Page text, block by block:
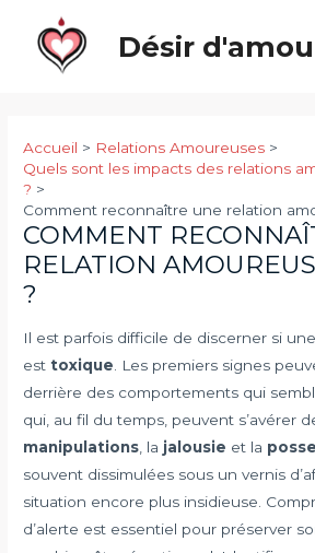
contenu
Désir
Accueil
Relations Amoureuses
Quels sont les impacts des relations
?
Comment reconnaître une relation
COMMENT
RELATION
?
Il est parfois difficile de discerner si
esttoxique . Les premiers signes
derrière des comportements qui
qui, au fil du temps, peuvent s’avérer
manipulations , la jalousie et la
souvent dissimulées sous un vernis
situation encore plus insidieuse.
d’alerte est essentiel pour préserver